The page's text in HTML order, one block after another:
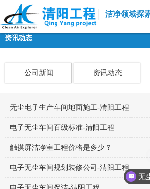
洁净领域探
资讯动态
公司新闻 资讯动态
无尘电子生产车间地面施工-清阳工程
电子无尘车间百级标准-清阳工程
触摸屏洁净室工程价格是多少？
电子无尘车间规划装修公司-清阳工程
无